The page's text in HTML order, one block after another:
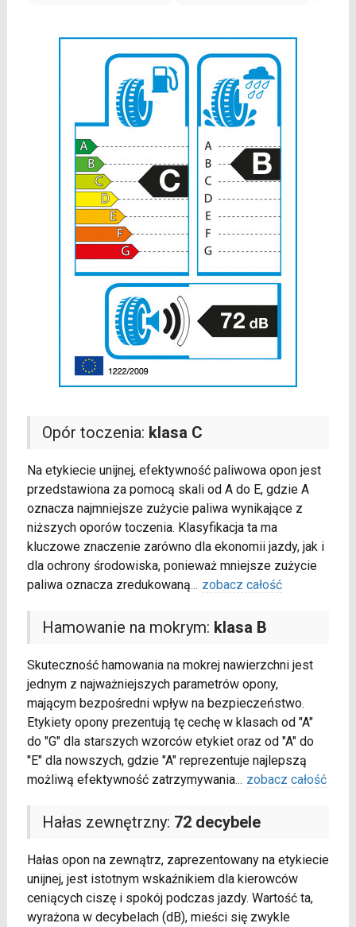
Opór toczenia: klasa C
Na etykiecie unijnej, efektywność paliwowa opon jest
przedstawiona za pomocą skali od A do E, gdzie A
oznacza najmniejsze zużycie paliwa wynikające z
niższych oporów toczenia. Klasyfikacja ta ma
kluczowe znaczenie zarówno dla ekonomii jazdy, jak i
dla ochrony środowiska, ponieważ mniejsze zużycie
paliwa oznacza zredukowaną... zobacz całość
Hamowanie na mokrym: klasa B
Skuteczność hamowania na mokrej nawierzchni jest
jednym z najważniejszych parametrów opony,
mającym bezpośredni wpływ na bezpieczeństwo.
Etykiety opony prezentują tę cechę w klasach od "A"
do "G" dla starszych wzorców etykiet oraz od "A" do
"E" dla nowszych, gdzie "A" reprezentuje najlepszą
możliwą efektywność zatrzymywania... zobacz całość
Hałas zewnętrzny: 72 decybele
Hałas opon na zewnątrz, zaprezentowany na etykiecie
unijnej, jest istotnym wskaźnikiem dla kierowców
ceniących ciszę i spokój podczas jazdy. Wartość ta,
wyrażona w decybelach (dB), mieści się zwykle